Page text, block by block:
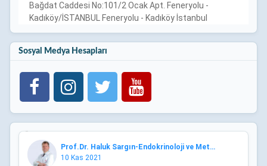
Bağdat Caddesi No:101/2 Ocak Apt. Feneryolu -
Kadıköy/İSTANBUL Feneryolu - Kadıköy İstanbul
Sosyal Medya Hesapları
Prof.Dr. Haluk Sargın-Endokrinoloji ve Metabolizma-
10 Kas 2021